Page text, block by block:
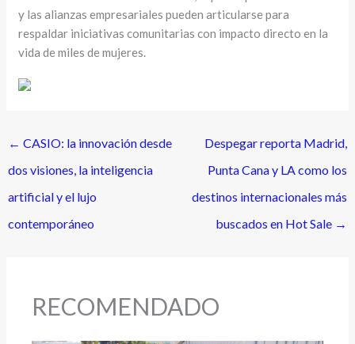
y las alianzas empresariales pueden articularse para
respaldar iniciativas comunitarias con impacto directo en la
vida de miles de mujeres.
← CASIO: la innovación desde
dos visiones, la inteligencia
artificial y el lujo
contemporáneo
Despegar reporta Madrid,
Punta Cana y LA como los
destinos internacionales más
buscados en Hot Sale →
RECOMENDADO